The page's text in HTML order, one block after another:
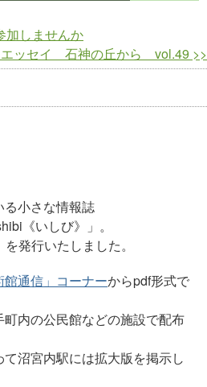
加しませんか
エッセイ 石神の丘から vol.49 >>
小さな情報誌
《いしび》」。
発行いたしました。
館通信」コーナーからpdf形式で
内の公民館などの施設で配布
沼宮内駅には拡大版を掲示し